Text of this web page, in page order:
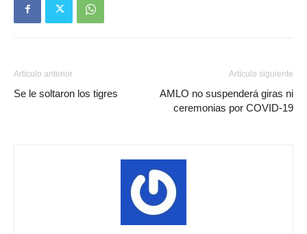
Artículo anterior
Se le soltaron los tigres
Artículo siguiente
AMLO no suspenderá giras ni
ceremonias por COVID-19